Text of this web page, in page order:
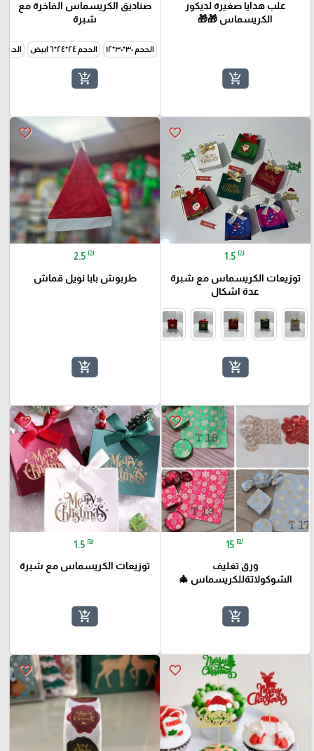
علب هدايا صغيرة لديكور
الكريسماس 🎁🎁
add_shopping_cart
صناديق الكريسماس الفاخرة مع
شبرة
الحجم ٣٠*٣٠*١٢ الحجم ٢٤*٢٤*٦ ابيض الحجم ٢٤*٢٤*٦ اخضر
add_shopping_cart
favorite_border
1.5 ₪
توزيعات الكريسماس مع شبرة
عدة اشكال
add_shopping_cart
favorite_border
2.5 ₪
طربوش بابا نويل قماش
add_shopping_cart
favorite_border
15 ₪
ورق تغليف
الشوكولاتةللكريسماس 🎄
add_shopping_cart
favorite_border
1.5 ₪
توزيعات الكريسماس مع شبرة
add_shopping_cart
favorite_border
favorite_border